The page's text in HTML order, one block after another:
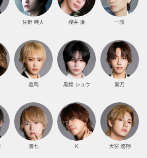
佐野 時人 櫻井 廉 一護
遊馬 黒煌 シュウ 紫乃
灑七 K 天宮 悠翔